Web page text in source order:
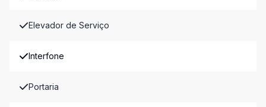
Elevador de Serviço
Interfone
Portaria